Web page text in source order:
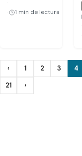
1 min de lectura
Paginación
de
‹ Anterior
1 2 3 4
21
›